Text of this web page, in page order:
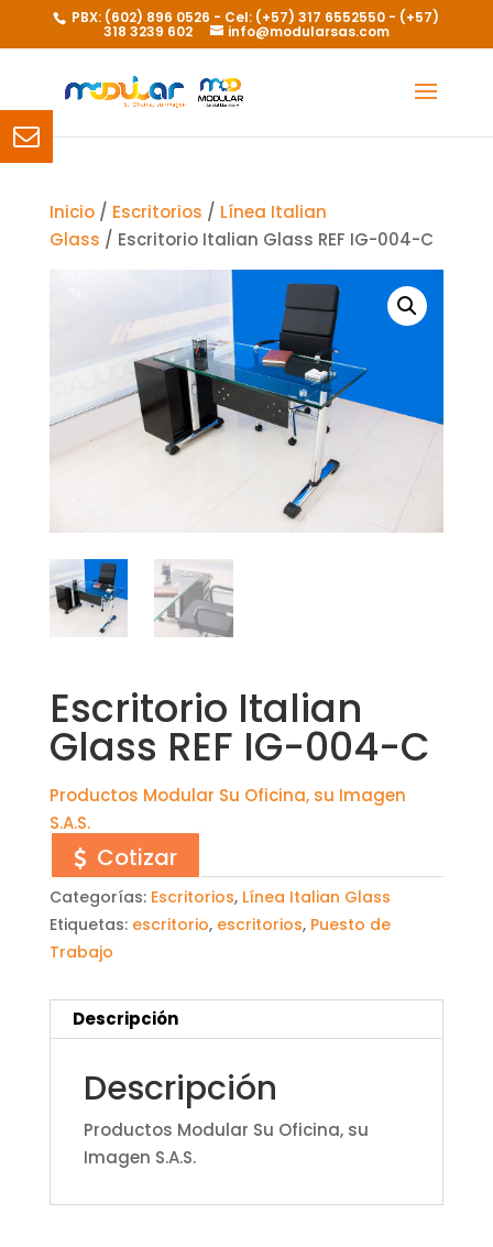
PBX: (602) 896 0526 - Cel: (+57) 317 6552550 - (+57)
318 3239 602 info@modularsas.com
Inicio/ Escritorios / Línea Italian
Glass / Escritorio Italian Glass REF IG-004-C
Escritorio Italian
Glass REF IG-004-C
Productos Modular Su Oficina, su Imagen
S.A.S.
Cotizar
Categorías: Escritorios, Línea Italian Glass
Etiquetas: escritorio, escritorios, Puesto de
Trabajo
Descripción
Descripción
Productos Modular Su Oficina, su
Imagen S.A.S.